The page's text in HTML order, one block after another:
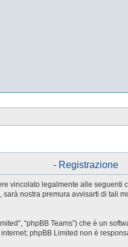
- Registrazione
vincolato legalmente alle
nostra premura avvisarti di
“phpBB Teams”) che è un
phpBB Limited non è